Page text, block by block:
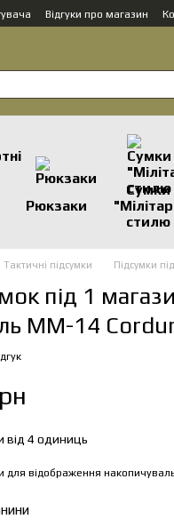
Відгуки про магазин
Рюкзаки
Сумки
стилю
Тактичні підсумки Підсумки
під 1
ММ-14
від 4 одиниць
для відображення